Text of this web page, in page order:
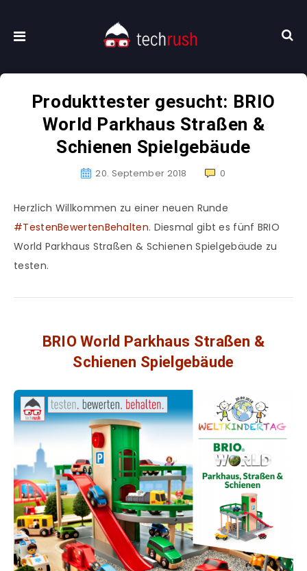
Produkttester gesucht: BRIO
World Parkhaus Straßen &
Schienen Spielgebäude
20. September 2018 0
Herzlich Willkommen zu einer neuen Runde
#TestenBewertenBehalten. Diesmal gibt es fünf BRIO
World Parkhaus Straßen & Schienen Spielgebäude zu
testen.
BRIO World Parkhaus Straßen &
Schienen Spielgebäude